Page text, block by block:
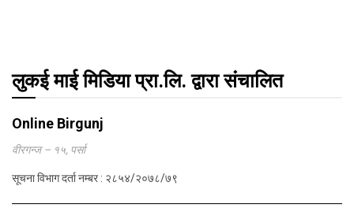
लुकई माई मिडिया प्रा.लि. द्वारा संचालित
Online Birgunj
वीरगन्ज – १५, पर्सा
सूचना विभाग दर्ता नम्बर : २८५४/२०७८/७९